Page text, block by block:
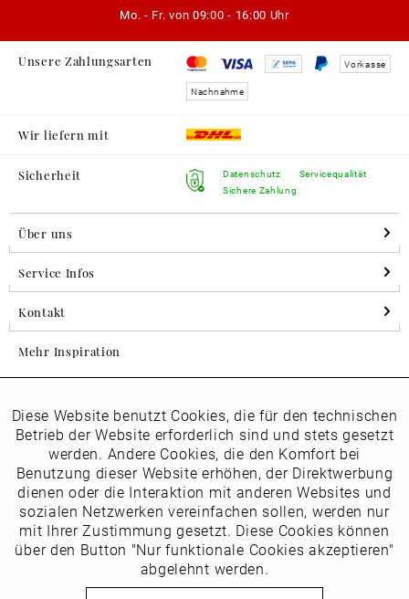
Mo. - Fr. von 09:00 - 16:00 Uhr
Unsere Zahlungsarten Vorkasse
Nachnahme
Wir liefern mit
Sicherheit
Datenschutz
Sichere Zahlung
Servicequalität
Über uns
Service Infos
Kontakt
Mehr Inspiration
Folgen Sie uns auf Instagram
horsch_schuhe
Newsletter
Datenschutzbestimmungenhabe ich zur Kenntnis
Funktionale Aktiv
Marketing Inaktiv
Tracking Inaktiv
Inaktiv
Diese Website benutzt Cookies, die für den technischen
Betrieb der Website erforderlich sind und stets gesetzt
werden. Andere Cookies, die den Komfort bei
Benutzung dieser Website erhöhen, der Direktwerbung
dienen oder die Interaktion mit anderen Websites und
sozialen Netzwerken vereinfachen sollen, werden nur
mit Ihrer Zustimmung gesetzt. Diese Cookies können
über den Button "Nur funktionale Cookies akzeptieren"
abgelehnt werden.